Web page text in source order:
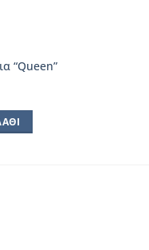
“Queen”